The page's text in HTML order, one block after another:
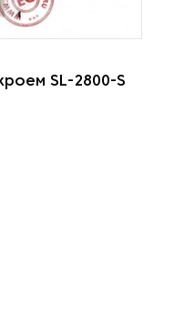
SL-2800-S